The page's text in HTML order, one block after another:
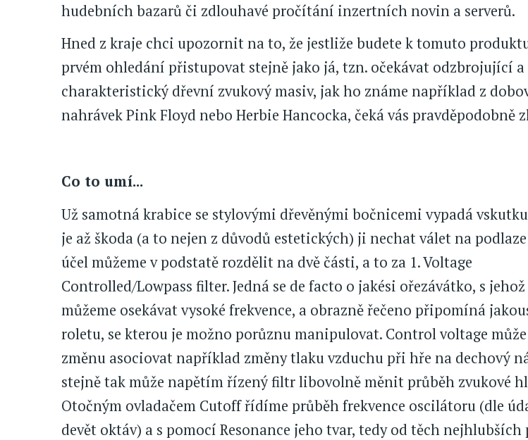
hudebních bazarů či zdlouhavé pročítání inzertních novin a serverů.
Hned z kraje chci upozornit na to, že jestliže budete k tomuto
prvém ohledání přistupovat stejně jako já, tzn. očekávat odzbrojující a
charakteristický dřevní zvukový masiv, jak ho známe například z
nahrávek Pink Floyd nebo Herbie Hancocka, čeká vás pravděpodobně
Co to umí...
Už samotná krabice se stylovými dřevěnými bočnicemi vypadá
je až škoda (a to nejen z důvodů estetických) ji nechat válet na
účel můžeme v podstatě rozdělit na dvě části, a to za 1. Voltage
Controlled/Lowpass filter. Jedná se de facto o jakési ořezávátko, s
můžeme osekávat vysoké frekvence, a obrazně řečeno připomíná
roletu, se kterou je možno porůznu manipulovat. Control voltage může
změnu asociovat například změny tlaku vzduchu při hře na dechový
stejně tak může napětím řízený filtr libovolně měnit průběh zvukové
Otočným ovladačem Cutoff řídíme průběh frekvence oscilátoru (dle
devět oktáv) a s pomocí Resonance jeho tvar, tedy od těch nejhlubších